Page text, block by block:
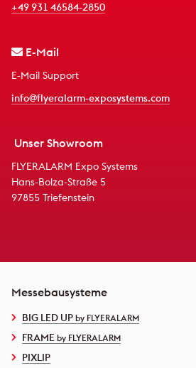
+49 931 46584-2850
E-Mail
E-Mail Support
info@flyeralarm-exposystems.com
Unser Showroom
FLYERALARM Expo Systems
Hans-Bolza-Straße 5
97855 Triefenstein
Messebausysteme
BIG LED UP by FLYERALARM
FRAME by FLYERALARM
PIXLIP